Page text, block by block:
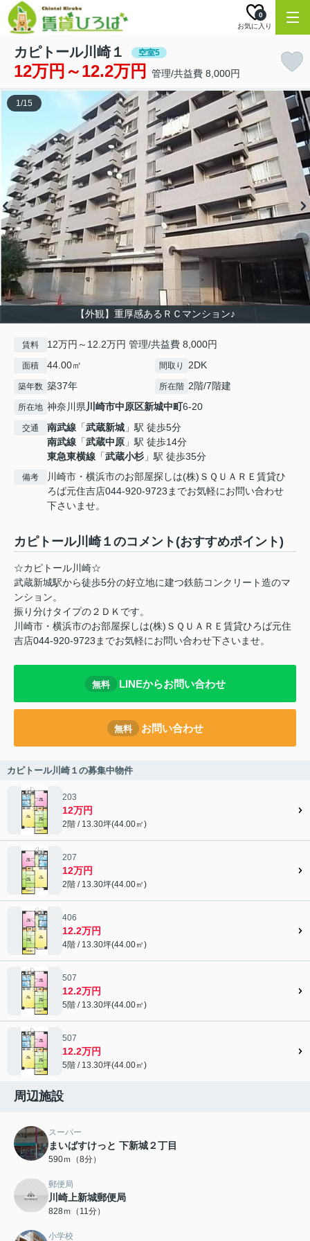
お気に入り
0
カピトール川崎１ 空室5
12万円～12.2万円 管理/共益費 8,000円
【外観】重厚感あるＲＣマンション♪
1/15
賃料 12万円～12.2万円 管理/共益費 8,000円
面積 44.00㎡ 間取り 2DK
築年数 築37年 所在階 2階/7階建
所在地 神奈川県川崎市中原区新城中町6-20
交通 南武線 「武蔵新城 」駅 徒歩5分
南武線 「武蔵中原 」駅 徒歩14分
東急東横線 「武蔵小杉 」駅 徒歩35分
備考
川崎市・横浜市のお部屋探しは(株)ＳＱＵＡＲＥ賃貸ひ
ろば元住吉店044-920-9723までお気軽にお問い合わせ
下さいませ。
カピトール川崎１のコメント(おすすめポイント)
☆カピトール川崎☆
武蔵新城駅から徒歩5分の好立地に建つ鉄筋コンクリート造のマ
ンション。
振り分けタイプの２ＤＫです。
川崎市・横浜市のお部屋探しは(株)ＳＱＵＡＲＥ賃貸ひろば元住
吉店044-920-9723までお気軽にお問い合わせ下さいませ。
無料 LINEからお問い合わせ
無料 お問い合わせ
カピトール川崎１の募集中物件
203
12万円
2階 / 13.30坪(44.00㎡)
207
12万円
2階 / 13.30坪(44.00㎡)
406
12.2万円
4階 / 13.30坪(44.00㎡)
507
12.2万円
5階 / 13.30坪(44.00㎡)
507
12.2万円
5階 / 13.30坪(44.00㎡)
周辺施設
スーパー
まいばすけっと 下新城２丁目
590ｍ（8分）
郵便局
川崎上新城郵便局
828ｍ（11分）
小学校